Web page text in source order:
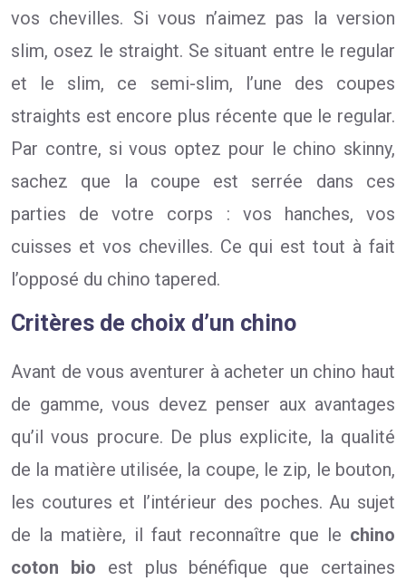
vos chevilles. Si vous n’aimez pas la version
slim, osez le straight. Se situant entre le regular
et le slim, ce semi-slim, l’une des coupes
straights est encore plus récente que le regular.
Par contre, si vous optez pour le chino skinny,
sachez que la coupe est serrée dans ces
parties de votre corps : vos hanches, vos
cuisses et vos chevilles. Ce qui est tout à fait
l’opposé du chino tapered.
Critères de choix d’un chino
Avant de vous aventurer à acheter un chino haut
de gamme, vous devez penser aux avantages
qu’il vous procure. De plus explicite, la qualité
de la matière utilisée, la coupe, le zip, le bouton,
les coutures et l’intérieur des poches. Au sujet
de la matière, il faut reconnaître que le chino
coton bio est plus bénéfique que certaines